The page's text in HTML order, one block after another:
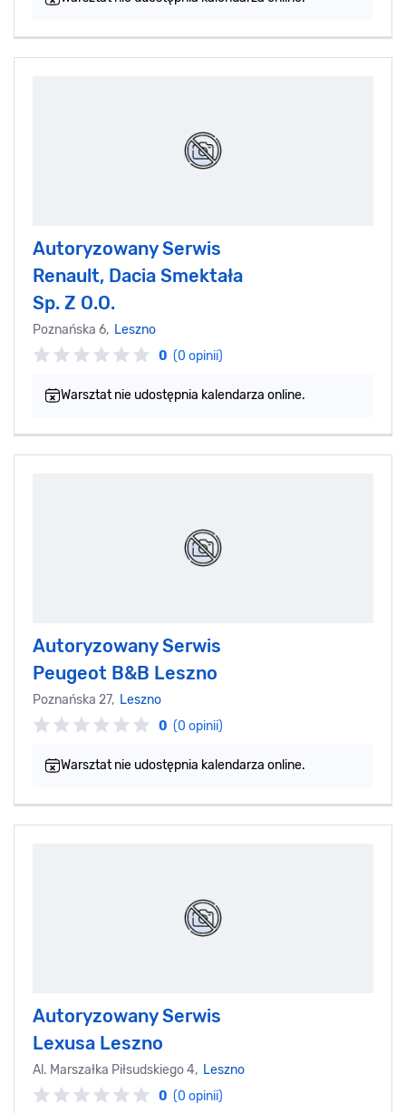
Autoryzowany Serwis
Renault, Dacia Smektała
Sp. Z O.O.
Poznańska 6, Leszno
0 (0 opinii)
Warsztat nie udostępnia kalendarza online.
Autoryzowany Serwis
Peugeot B&B Leszno
Poznańska 27, Leszno
0 (0 opinii)
Warsztat nie udostępnia kalendarza online.
Autoryzowany Serwis
Lexusa Leszno
Al. Marszałka Piłsudskiego 4, Leszno
0 (0 opinii)